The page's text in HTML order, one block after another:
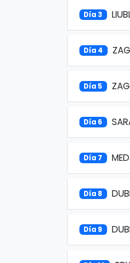
Día 3
Día 4
Día 5
Día 6
Día 7
Día 8
Día 9